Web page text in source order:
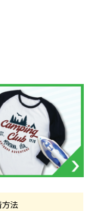
法